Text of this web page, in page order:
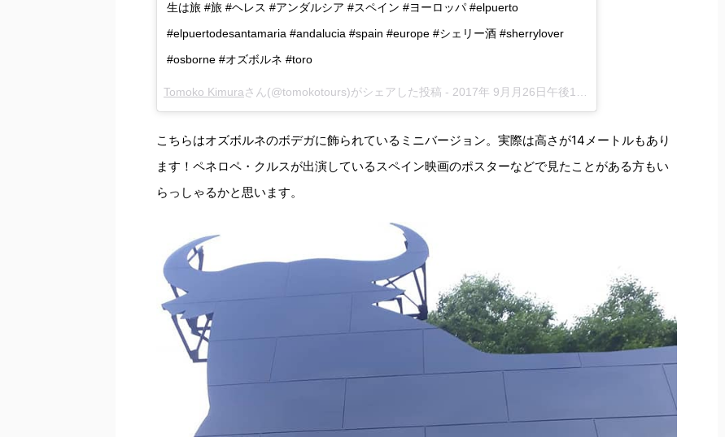
生は旅 #旅 #ヘレス #アンダルシア #スペイン #ヨーロッパ #elpuerto
#elpuertodesantamaria #andalucia #spain #europe #シェリー酒 #sherrylover
#osborne #オズボルネ #toro
Tomoko Kimuraさん(@tomokotours)がシェアした投稿 - 2017年 9月月26日午後10時29分PDT
こちらはオズボルネのボデガに飾られているミニバージョン。実際は高さが14メートルもあり
ます！ペネロペ・クルスが出演しているスペイン映画のポスターなどで見たことがある方もい
らっしゃるかと思います。